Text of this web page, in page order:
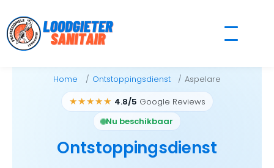
to
content
Home Ontstoppingsdienst Aspelare
★★★★★ 4.8/5 Google Reviews
Nu beschikbaar
Ontstoppingsdienst